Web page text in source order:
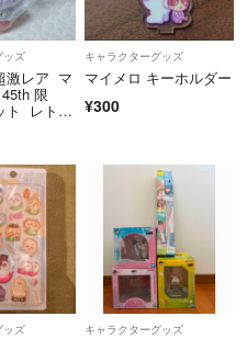
ッズ
激レア マ
限
ト レト
キャラクターグッズ
マイメロ キーホルダー
¥300
ッズ キャラクターグッズ